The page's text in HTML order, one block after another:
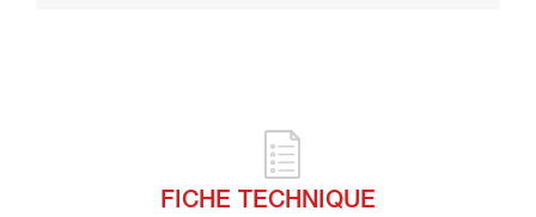
FICHE TECHNIQUE